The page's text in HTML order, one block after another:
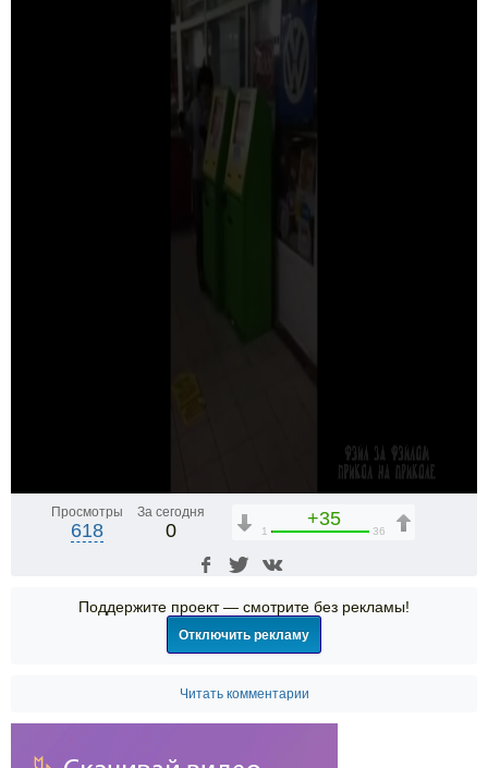
Просмотры
618
За сегодня
0
+35
1 36
Поддержите проект — смотрите без рекламы!
Отключить рекламу
Читать комментарии